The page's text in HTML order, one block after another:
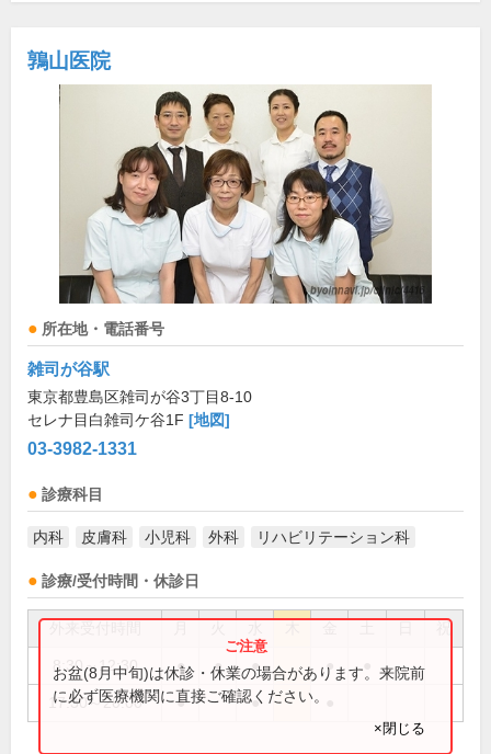
鶉山医院
所在地・電話番号
雑司が谷駅
東京都豊島区雑司が谷3丁目8-10
セレナ目白雑司ケ谷1F [地図]
03-3982-1331
診療科目
内科 皮膚科 小児科 外科 リハビリテーション科
診療/受付時間・休診日
祝
8:30～12:30 ● ● ● ●
17:30～20:00 ● ●
お盆(8月中旬)は休診・休業の場合があります。来院前
に必ず医療機関に直接ご確認ください。
×閉じる